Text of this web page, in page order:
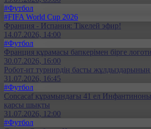
#Футбол
#FIFA World Cup 2026
Франция - Испания: Тікелей эфир!
14.07.2026, 14:00
#Футбол
Франция құрамасы бапкерімен бірге
30.07.2026, 16:00
Робот-ит турнирдің басты жұлдыздарының
31.07.2026, 16:45
#Футбол
Concacaf құрамындағы 41 ел
қарсы шықты
31.07.2026, 12:00
#Футбол